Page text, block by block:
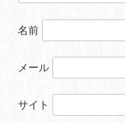
名前
メール
サイト